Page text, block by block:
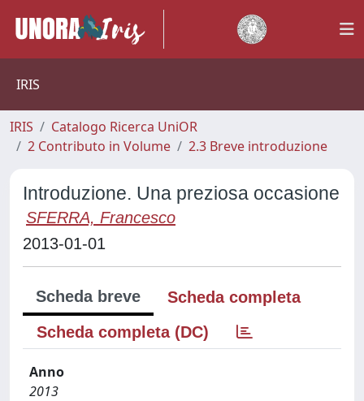
IRIS
IRIS
Catalogo Ricerca UniOR
2 Contributo in Volume
2.3 Breve introduzione
Introduzione. Una preziosa occasione
SFERRA, Francesco
2013-01-01
Scheda breve
Scheda completa
Scheda completa (DC)
Anno
2013